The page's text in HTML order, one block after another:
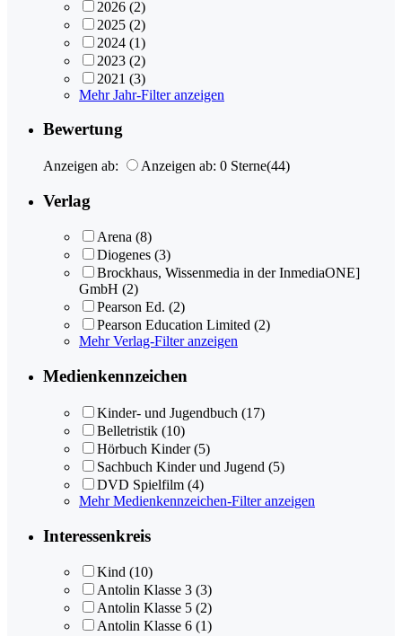
2026 (2)
2025 (2)
2024 (1)
2023 (2)
2021 (3)
Mehr Jahr-Filter anzeigen
Bewertung
Anzeigen ab: Anzeigen ab: 0 Sterne(44)
Verlag
Arena (8)
Diogenes (3)
Brockhaus, Wissenmedia in der InmediaONE]
GmbH (2)
Pearson Ed. (2)
Pearson Education Limited (2)
Mehr Verlag-Filter anzeigen
Medienkennzeichen
Kinder- und Jugendbuch (17)
Belletristik (10)
Hörbuch Kinder (5)
Sachbuch Kinder und Jugend (5)
DVD Spielfilm (4)
Mehr Medienkennzeichen-Filter anzeigen
Interessenkreis
Kind (10)
Antolin Klasse 3 (3)
Antolin Klasse 5 (2)
Antolin Klasse 6 (1)